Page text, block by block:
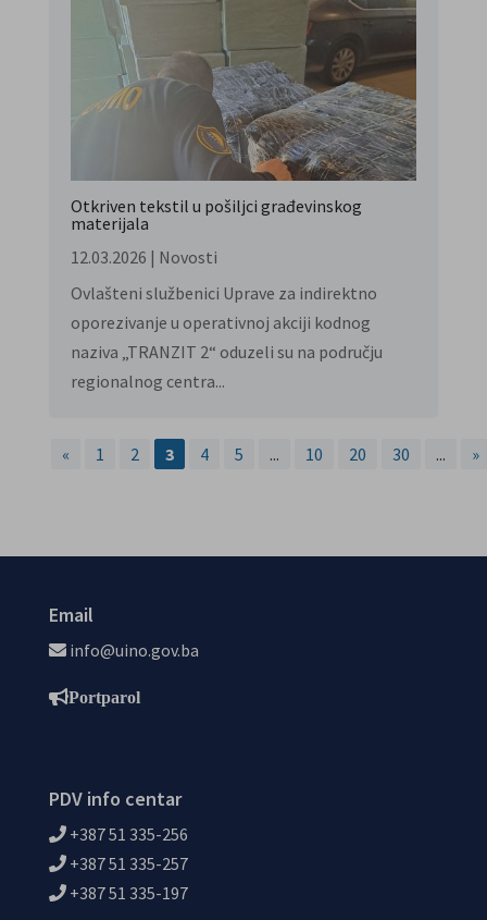
Otkriven tekstil u pošiljci građevinskog
materijala
12.03.2026 | Novosti
Ovlašteni službenici Uprave za indirektno
oporezivanje u operativnoj akciji kodnog
naziva „TRANZIT 2“ oduzeli su na području
regionalnog centra...
« 1 2 3 4 5 ... 10 20 30 ... »
Email
info@uino.gov.ba
Portparol
PDV info centar
+387 51 335-256
+387 51 335-257
+387 51 335-197